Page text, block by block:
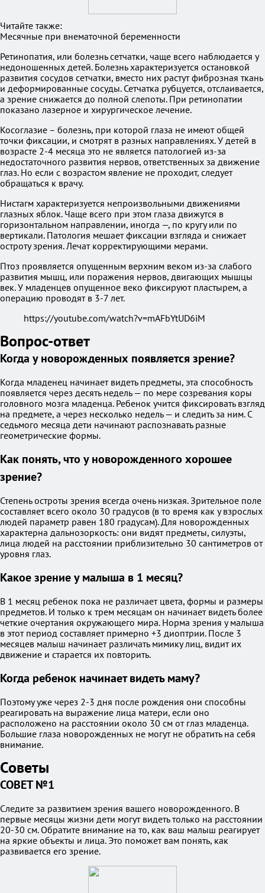
Читайте также:
Месячные при внематочной беременности
Ретинопатия, или болезнь сетчатки, чаще всего наблюдается у
недоношенных детей. Болезнь характеризуется остановкой
развития сосудов сетчатки, вместо них растут фиброзная ткань
и деформированные сосуды. Сетчатка рубцуется, отслаивается,
а зрение снижается до полной слепоты. При ретинопатии
показано лазерное и хирургическое лечение.
Косоглазие – болезнь, при которой глаза не имеют общей
точки фиксации, и смотрят в разных направлениях. У детей в
возрасте 2-4 месяца это не является патологией из-за
недостаточного развития нервов, ответственных за движение
глаз. Но если с возрастом явление не проходит, следует
обращаться к врачу.
Нистагм характеризуется непроизвольными движениями
глазных яблок. Чаще всего при этом глаза движутся в
горизонтальном направлении, иногда —, по кругу или по
вертикали. Патология мешает фиксации взгляда и снижает
остроту зрения. Лечат корректирующими мерами.
Птоз проявляется опущенным верхним веком из-за слабого
развития мышц, или поражения нервов, двигающих мышцы
век. У младенцев опущенное веко фиксируют пластырем, а
операцию проводят в 3-7 лет.
https://youtube.com/watch?v=mAFbYtUD6iM
Вопрос-ответ
Когда у новорожденных появляется зрение?
Когда младенец начинает видеть предметы, эта способность
появляется через десять недель — по мере созревания коры
головного мозга младенца. Ребенок учится фиксировать взгляд
на предмете, а через несколько недель — и следить за ним. С
седьмого месяца дети начинают распознавать разные
геометрические формы.
Как понять, что у новорожденного хорошее
зрение?
Степень остроты зрения всегда очень низкая. Зрительное поле
составляет всего около 30 градусов (в то время как у взрослых
людей параметр равен 180 градусам). Для новорожденных
характерна дальнозоркость: они видят предметы, силуэты,
лица людей на расстоянии приблизительно 30 сантиметров от
уровня глаз.
Какое зрение у малыша в 1 месяц?
В 1 месяц ребенок пока не различает цвета, формы и размеры
предметов. И только к трем месяцам он начинает видеть более
четкие очертания окружающего мира. Норма зрения у малыша
в этот период составляет примерно +3 диоптрии. После 3
месяцев малыш начинает различать мимику лиц, видит их
движение и старается их повторить.
Когда ребенок начинает видеть маму?
Поэтому уже через 2-3 дня после рождения они способны
реагировать на выражение лица матери, если оно
расположено на расстоянии около 30 см от глаз младенца.
Большие глаза новорожденных не могут не обратить на себя
внимание.
Советы
СОВЕТ №1
Следите за развитием зрения вашего новорожденного. В
первые месяцы жизни дети могут видеть только на расстоянии
20-30 см. Обратите внимание на то, как ваш малыш реагирует
на яркие объекты и лица. Это поможет вам понять, как
развивается его зрение.